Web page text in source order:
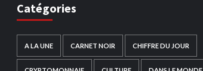
Catégories
A LA UNE CARNET NOIR CHIFFRE DU JOUR